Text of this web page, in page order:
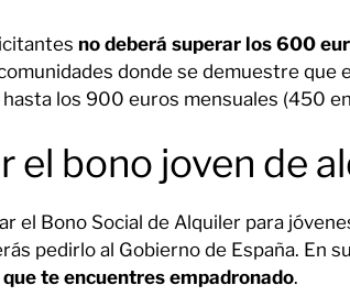
no deberá superar los 600
donde se demuestre que
los 900 euros mensuales (450
el bono joven de
el Bono Social de Alquiler para
pedirlo al Gobierno de España. En
te encuentres empadronado.